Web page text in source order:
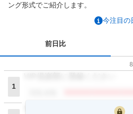
ング形式でご紹介します。
今注目の
前日比
1
VIP倶楽部に登録ください